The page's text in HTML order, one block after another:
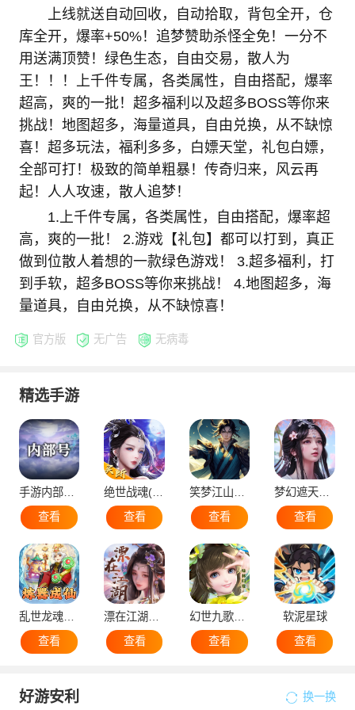
上线就送自动回收，自动拾取，背包全开，仓
库全开，爆率+50%！追梦赞助杀怪全免！一分不
用送满顶赞！绿色生态，自由交易，散人为
王！！！上千件专属，各类属性，自由搭配，爆率
超高，爽的一批！超多福利以及超多BOSS等你来
挑战！地图超多，海量道具，自由兑换，从不缺惊
喜！超多玩法，福利多多，白嫖天堂，礼包白嫖，
全部可打！极致的简单粗暴！传奇归来，风云再
起！人人攻速，散人追梦！
1.上千件专属，各类属性，自由搭配，爆率超
高，爽的一批！ 2.游戏【礼包】都可以打到，真正
做到位散人着想的一款绿色游戏！ 3.超多福利，打
到手软，超多BOSS等你来挑战！ 4.地图超多，海
量道具，自由兑换，从不缺惊喜！
官方版 无广告 无病毒
精选手游
手游内部号（申请）
查看
查看
查看
查看
乱世龙魂（蛮荒）
查看
漂在江湖（后台版）
查看
幻世九歌官网版
查看
软泥星球
查看
好游安利 换一换